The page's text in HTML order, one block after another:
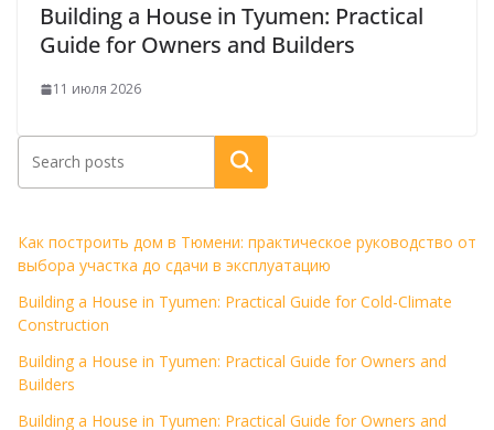
Building a House in Tyumen: Practical
Guide for Owners and Builders
11 июля 2026
Поиск
Как построить дом в Тюмени: практическое руководство от
выбора участка до сдачи в эксплуатацию
Building a House in Tyumen: Practical Guide for Cold-Climate
Construction
Building a House in Tyumen: Practical Guide for Owners and
Builders
Building a House in Tyumen: Practical Guide for Owners and